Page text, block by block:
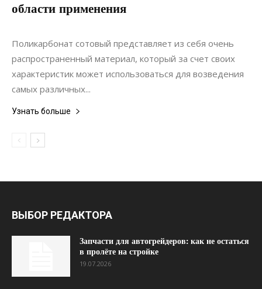
области применения
01.02.2021
Поликарбонат сотовый представляет из себя очень
распространенный материал, который за счет своих
характеристик может использоваться для возведения
самых различных...
Узнать больше
ВЫБОР РЕДАКТОРА
Запчасти для автогрейдеров: как не остаться
в пролёте на стройке
19.07.2026